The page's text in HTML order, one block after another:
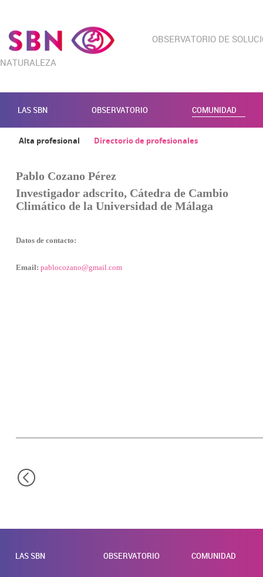
OBSERVATORIO DE
NATURALEZA
LAS SBN OBSERVATORIO COMUNIDAD
Alta profesional Directorio de profesionales
Pablo Cozano Pérez
Investigador adscrito, Cátedra de Cambio
Climático de la Universidad de Málaga
Datos de contacto:
Email: pablocozano@gmail.com
LAS SBN OBSERVATORIO COMUNIDAD